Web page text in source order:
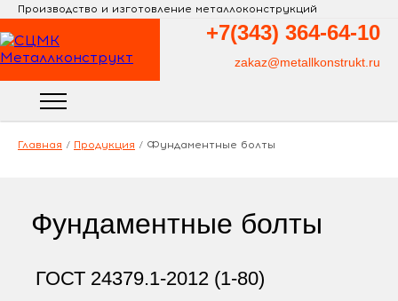
Производство и изготовление металлоконструкций
+7(343) 364-64-10
zakaz@metallkonstrukt.ru
Главная / Продукция / Фундаментные болты
Фундаментные болты
ГОСТ 24379.1-2012 (1-80)